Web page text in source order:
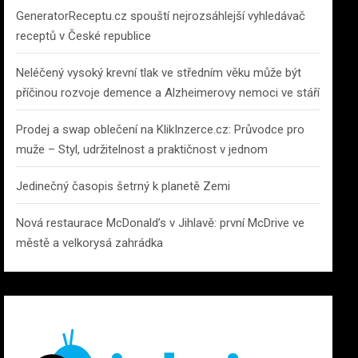
GeneratorReceptu.cz spouští nejrozsáhlejší vyhledávač
receptů v České republice
Neléčený vysoký krevní tlak ve středním věku může být
příčinou rozvoje demence a Alzheimerovy nemoci ve stáří
Prodej a swap oblečení na KlikInzerce.cz: Průvodce pro
muže – Styl, udržitelnost a praktičnost v jednom
Jedinečný časopis šetrný k planetě Zemi
Nová restaurace McDonald’s v Jihlavě: první McDrive ve
městě a velkorysá zahrádka